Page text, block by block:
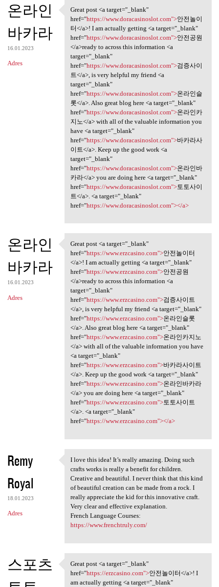
온라인
바카라
16.01.2023
Adres
Great post <a target="_blank"
Great post <a target="_blank"
href="https://www.doracasinoslot.com">안전놀이
터</a>! I am actually getting <a target="_blank"
href="https://www.doracasinoslot.com">안전공원
</a>ready to across this information <a
target="_blank"
href="https://www.doracasinoslot.com">검증사이
트</a>, is very helpful my friend <a
target="_blank"
href="https://www.doracasinoslot.com">온라인슬
롯</a>. Also great blog here <a target="_blank"
href="https://www.doracasinoslot.com">온라인카
지노</a> with all of the valuable information you
have <a target="_blank"
href="https://www.doracasinoslot.com">바카라사
이트</a>. Keep up the good work <a
target="_blank"
href="https://www.doracasinoslot.com">온라인바
카라</a> you are doing here <a target="_blank"
href="https://www.doracasinoslot.com">토토사이
트</a>. <a target="_blank"
href="https://www.doracasinoslot.com"></a>
온라인
바카라
16.01.2023
Adres
Great post <a target="_blank"
Great post <a target="_blank"
href="https://www.erzcasino.com">안전놀이터
</a>! I am actually getting <a target="_blank"
href="https://www.erzcasino.com">안전공원
</a>ready to across this information <a
target="_blank"
href="https://www.erzcasino.com">검증사이트
</a>, is very helpful my friend <a target="_blank"
href="https://www.erzcasino.com">온라인슬롯
</a>. Also great blog here <a target="_blank"
href="https://www.erzcasino.com">온라인카지노
</a> with all of the valuable information you have
<a target="_blank"
href="https://www.erzcasino.com">바카라사이트
</a>. Keep up the good work <a target="_blank"
href="https://www.erzcasino.com">온라인바카라
</a> you are doing here <a target="_blank"
href="https://www.erzcasino.com">토토사이트
</a>. <a target="_blank"
href="https://www.erzcasino.com"></a>
Remy
Royal
18.01.2023
Adres
I love this idea! It’s really
I love this idea! It’s really amazing. Doing such
crafts works is really a benefit for children.
Creative and beautiful. I never think that this kind
of beautiful creation can be made from a rock. I
really appreciate the kid for this innovative craft.
Very clear and effective explanation.
French Language Courses:
https://www.frenchtruly.com/
스포츠
Great post <a target="_blank"
Great post <a target="_blank"
href="https://erzcasino.com">안전놀이터</a>! I
am actually getting <a target="_blank"